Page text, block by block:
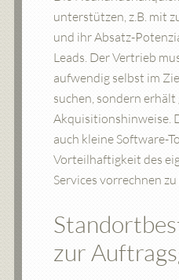
unterstützen, z.B. mit
und ihr Absatz-
Leads. Der Vertrieb
aufwendig selbst im
suchen, sondern erhält
Akquisitionshinweise.
auch kleine Software-
Vorteilhaftigkeit des
Services vorrechnen zu
zur